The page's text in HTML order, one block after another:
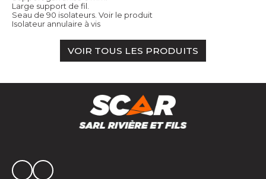
Large support de fil.
Seau de 90 isolateurs. Voir le produit
Isolateur annulaire à vis
VOIR TOUS LES PRODUITS